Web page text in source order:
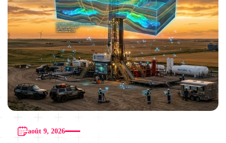
août 9, 2026